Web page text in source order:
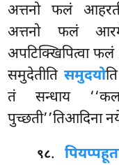
अत्तनो फलं
अत्तनो फलं
अपटिक्खिपित्वा फलं
समुदेतीति समुदयो
तं सन्धाय
पुच्छती’’तिआदिना
९८.